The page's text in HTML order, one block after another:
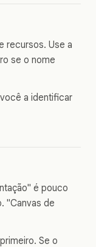
recursos. Use a
se o nome
a identificar
é pouco
"Canvas de
Se o